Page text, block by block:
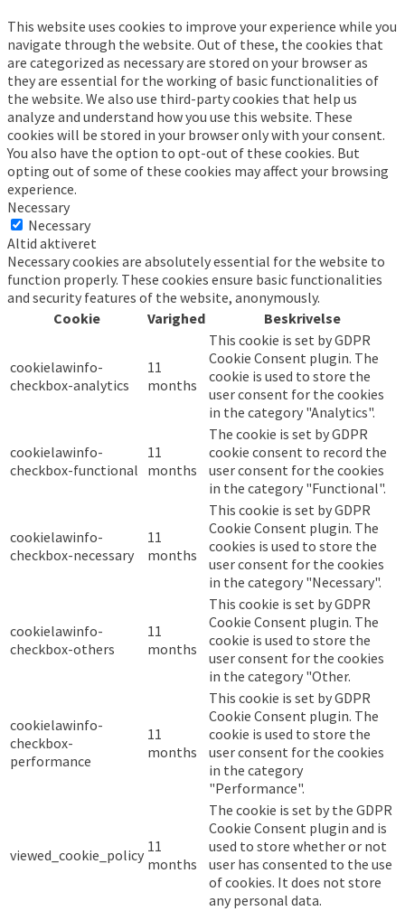
This website uses cookies to improve your experience while you
navigate through the website. Out of these, the cookies that
are categorized as necessary are stored on your browser as
they are essential for the working of basic functionalities of
the website. We also use third-party cookies that help us
analyze and understand how you use this website. These
cookies will be stored in your browser only with your consent.
You also have the option to opt-out of these cookies. But
opting out of some of these cookies may affect your browsing
experience.
Necessary
Necessary
Altid aktiveret
Necessary cookies are absolutely essential for the website to
function properly. These cookies ensure basic functionalities
and security features of the website, anonymously.
Cookie
Varighed Beskrivelse
cookielawinfo-
checkbox-analytics
11
months
This cookie is set by GDPR
Cookie Consent plugin. The
cookie is used to store the
user consent for the cookies
in the category "Analytics".
cookielawinfo-
checkbox-functional
11
months
The cookie is set by GDPR
cookie consent to record the
user consent for the cookies
in the category "Functional".
cookielawinfo-
checkbox-necessary
11
months
This cookie is set by GDPR
Cookie Consent plugin. The
cookies is used to store the
user consent for the cookies
in the category "Necessary".
cookielawinfo-
checkbox-others
11
months
This cookie is set by GDPR
Cookie Consent plugin. The
cookie is used to store the
user consent for the cookies
in the category "Other.
cookielawinfo-
checkbox-
performance
11
months
This cookie is set by GDPR
Cookie Consent plugin. The
cookie is used to store the
user consent for the cookies
in the category
"Performance".
viewed_cookie_policy 11
months
The cookie is set by the GDPR
Cookie Consent plugin and is
used to store whether or not
user has consented to the use
of cookies. It does not store
any personal data.